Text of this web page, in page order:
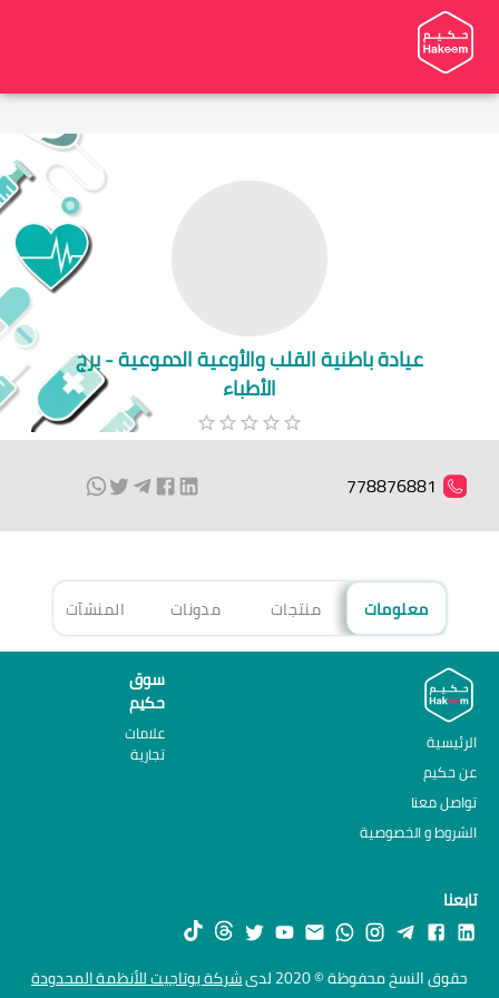
عيادة باطنية القلب والأوعية الدموعية - برج
الأطباء
778876881
معلومات منتجات مدونات المنشآت
الرئيسية
عن حكيم
تواصل معنا
الشروط و الخصوصية
سوق
حكيم
علامات
تجارية
تابعنا
حقوق النسخ محفوظة © 2020 لدى شركة يوتاجيت للأنظمة المحدودة